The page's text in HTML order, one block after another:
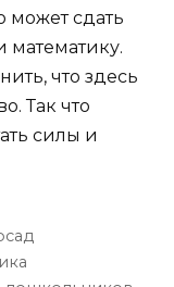
сдать
математику.
что здесь
Так что
силы и